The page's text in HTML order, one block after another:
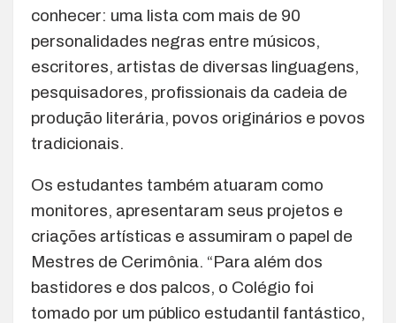
conhecer: uma lista com mais de 90
personalidades negras entre músicos,
escritores, artistas de diversas linguagens,
pesquisadores, profissionais da cadeia de
produção literária, povos originários e povos
tradicionais.
Os estudantes também atuaram como
monitores, apresentaram seus projetos e
criações artísticas e assumiram o papel de
Mestres de Cerimônia. “Para além dos
bastidores e dos palcos, o Colégio foi
tomado por um público estudantil fantástico,